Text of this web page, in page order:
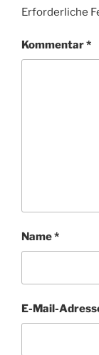
Erforderliche
Kommentar*
Name*
E-Mail-